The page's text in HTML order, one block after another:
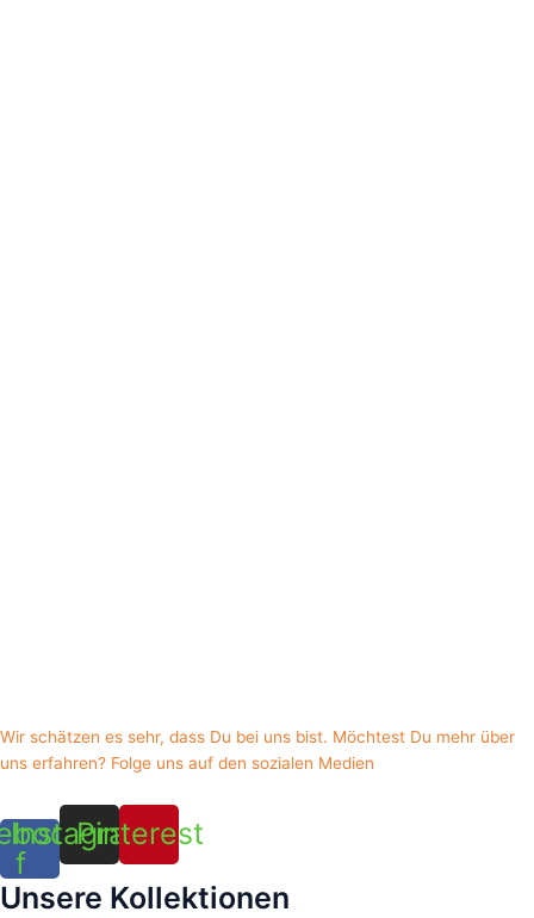
Wir schätzen es sehr, dass Du bei uns bist. Möchtest Du mehr über
uns erfahren? Folge uns auf den sozialen Medien
f
Instagram
Pinterest
Unsere Kollektionen